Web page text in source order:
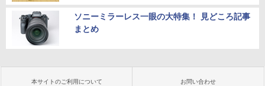
ソニーミラーレス一眼の大特集！ 見どころ記事
まとめ
本サイトのご利用について お問い合わせ